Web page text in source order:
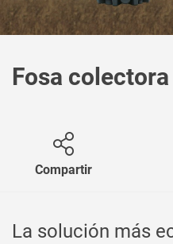
Fosa
Compartir
La solución más